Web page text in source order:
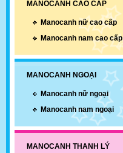
MANOCANH CAO CẤP
Manocanh nữ cao cấp
Manocanh nam cao cấp
MANOCANH NGOẠI
Manocanh nữ ngoại
Manocanh nam ngoại
MANOCANH THANH LÝ